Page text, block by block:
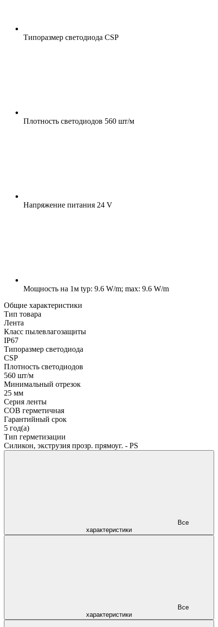
Типоразмер светодиода CSP
Плотность светодиодов 560 шт/м
Напряжение питания 24 V
Мощность на 1м typ: 9.6 W/m; max: 9.6 W/m
Общие характеристики
Тип товара
Лента
Класс пылевлагозащиты
IP67
Типоразмер светодиода
CSP
Плотность светодиодов
560 шт/м
Минимальный отрезок
25 мм
Серия ленты
COB герметичная
Гарантийный срок
5 год(а)
Тип герметизации
Силикон, экструзия прозр. прямоуг. - PS
характеристики
характеристики